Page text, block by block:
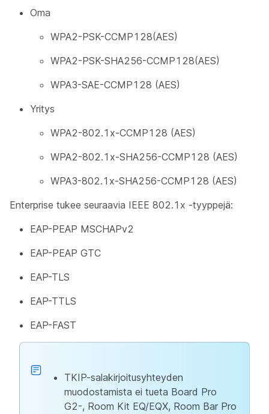
Oma
WPA2-PSK-CCMP128(AES)
WPA2-PSK-SHA256-CCMP128(AES)
WPA3-SAE-CCMP128 (AES)
Yritys
WPA2-802.1x-CCMP128 (AES)
WPA2-802.1x-SHA256-CCMP128 (AES)
WPA3-802.1x-SHA256-CCMP128 (AES)
Enterprise tukee seuraavia IEEE 802.1x -tyyppejä:
EAP-PEAP MSCHAPv2
EAP-PEAP GTC
EAP-TLS
EAP-TTLS
EAP-FAST
TKIP-salakirjoitusyhteyden
muodostamista ei tueta Board Pro
G2-, Room Kit EQ/EQX, Room Bar Pro